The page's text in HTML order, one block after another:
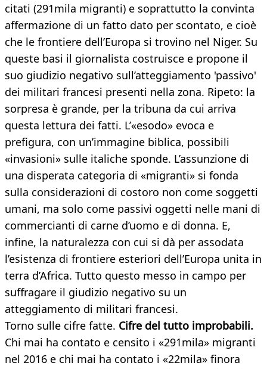
citati (291mila migranti) e soprattutto la convinta
affermazione di un fatto dato per scontato, e cioè
che le frontiere dell’Europa si trovino nel Niger. Su
queste basi il giornalista costruisce e propone il
suo giudizio negativo sull’atteggiamento 'passivo'
dei militari francesi presenti nella zona. Ripeto: la
sorpresa è grande, per la tribuna da cui arriva
questa lettura dei fatti. L’«esodo» evoca e
prefigura, con un’immagine biblica, possibili
«invasioni» sulle italiche sponde. L’assunzione di
una disperata categoria di «migranti» si fonda
sulla considerazioni di costoro non come soggetti
umani, ma solo come passivi oggetti nelle mani di
commercianti di carne d’uomo e di donna. E,
infine, la naturalezza con cui si dà per assodata
l’esistenza di frontiere esteriori dell’Europa unita in
terra d’Africa. Tutto questo messo in campo per
suffragare il giudizio negativo su un
atteggiamento di militari francesi.
Torno sulle cifre fatte. Cifre del tutto improbabili.
Chi mai ha contato e censito i «291mila» migranti
nel 2016 e chi mai ha contato i «22mila» finora